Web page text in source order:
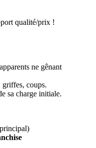
qualité/prix !
ne gênant
griffes, coups.
sa charge initiale.